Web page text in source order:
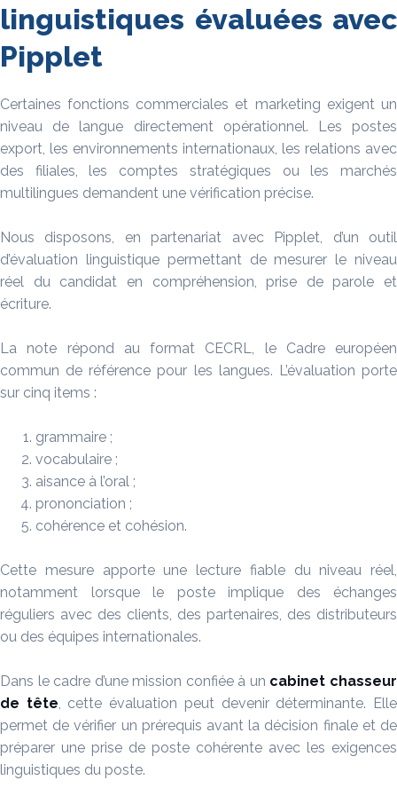
linguistiques évaluées avec
Pipplet
Certaines fonctions commerciales et marketing exigent un
niveau de langue directement opérationnel. Les postes
export, les environnements internationaux, les relations avec
des filiales, les comptes stratégiques ou les marchés
multilingues demandent une vérification précise.
Nous disposons, en partenariat avec Pipplet, d’un outil
d’évaluation linguistique permettant de mesurer le niveau
réel du candidat en compréhension, prise de parole et
écriture.
La note répond au format CECRL, le Cadre européen
commun de référence pour les langues. L’évaluation porte
sur cinq items :
grammaire ;
vocabulaire ;
aisance à l’oral ;
prononciation ;
cohérence et cohésion.
Cette mesure apporte une lecture fiable du niveau réel,
notamment lorsque le poste implique des échanges
réguliers avec des clients, des partenaires, des distributeurs
ou des équipes internationales.
Dans le cadre d’une mission confiée à un cabinet chasseur
de tête, cette évaluation peut devenir déterminante. Elle
permet de vérifier un prérequis avant la décision finale et de
préparer une prise de poste cohérente avec les exigences
linguistiques du poste.